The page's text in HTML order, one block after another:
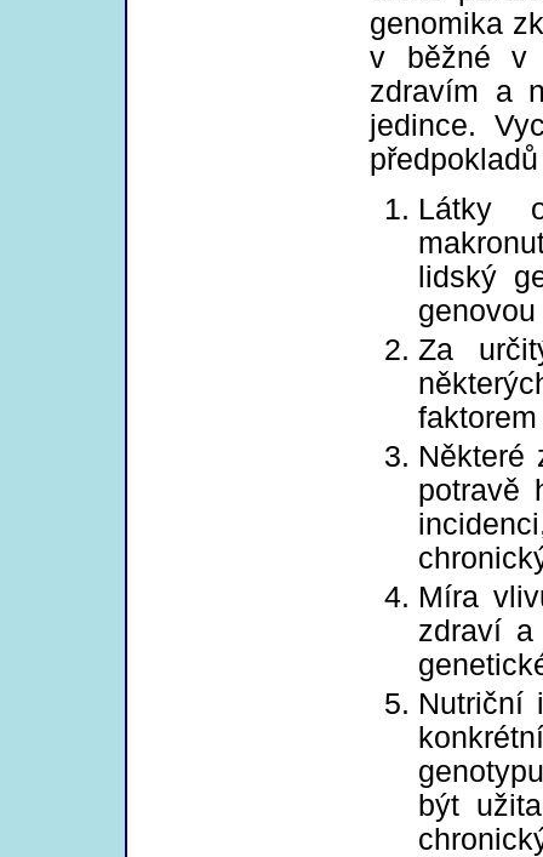
genomika
v běžné v
zdravím a
jedince.
Látky
lidský
Za
Některé
potravě
Míra
zdraví a
Nutriční
být